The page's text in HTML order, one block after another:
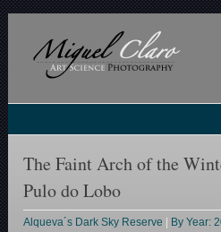
The Faint Arch of the
Pulo do Lobo
Alqueva´s Dark Sky Reserve By Year: